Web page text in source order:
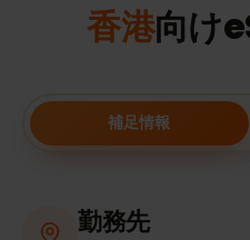
香港向け
補足情報
勤務先